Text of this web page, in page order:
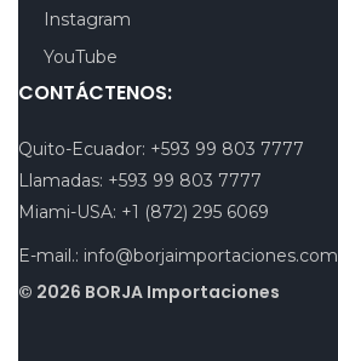
Instagram
YouTube
CONTÁCTENOS:
Quito-Ecuador: +593 99 803 7777
Llamadas: +593 99 803 7777
Miami-USA: +1 (872) 295 6069
E-mail.: info@borjaimportaciones.com
© 2026 BORJA Importaciones